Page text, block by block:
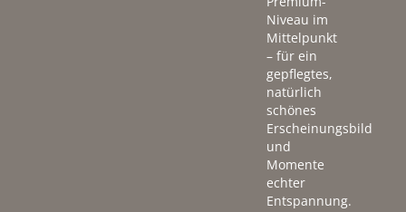
Niveau im
Mittelpunkt
– für ein
gepflegtes,
natürlich
schönes
Erscheinungsbild
und
Momente
echter
Entspannung.